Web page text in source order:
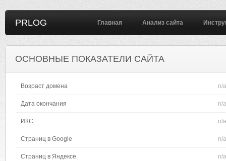
PRLOG Главная Анализ сайта
ОСНОВНЫЕ ПОКАЗАТЕЛИ САЙТА
Возраст домена n/a
Дата окончания n/a
ИКС n/a
Страниц в Google n/a
Страниц в Яндексе n/a